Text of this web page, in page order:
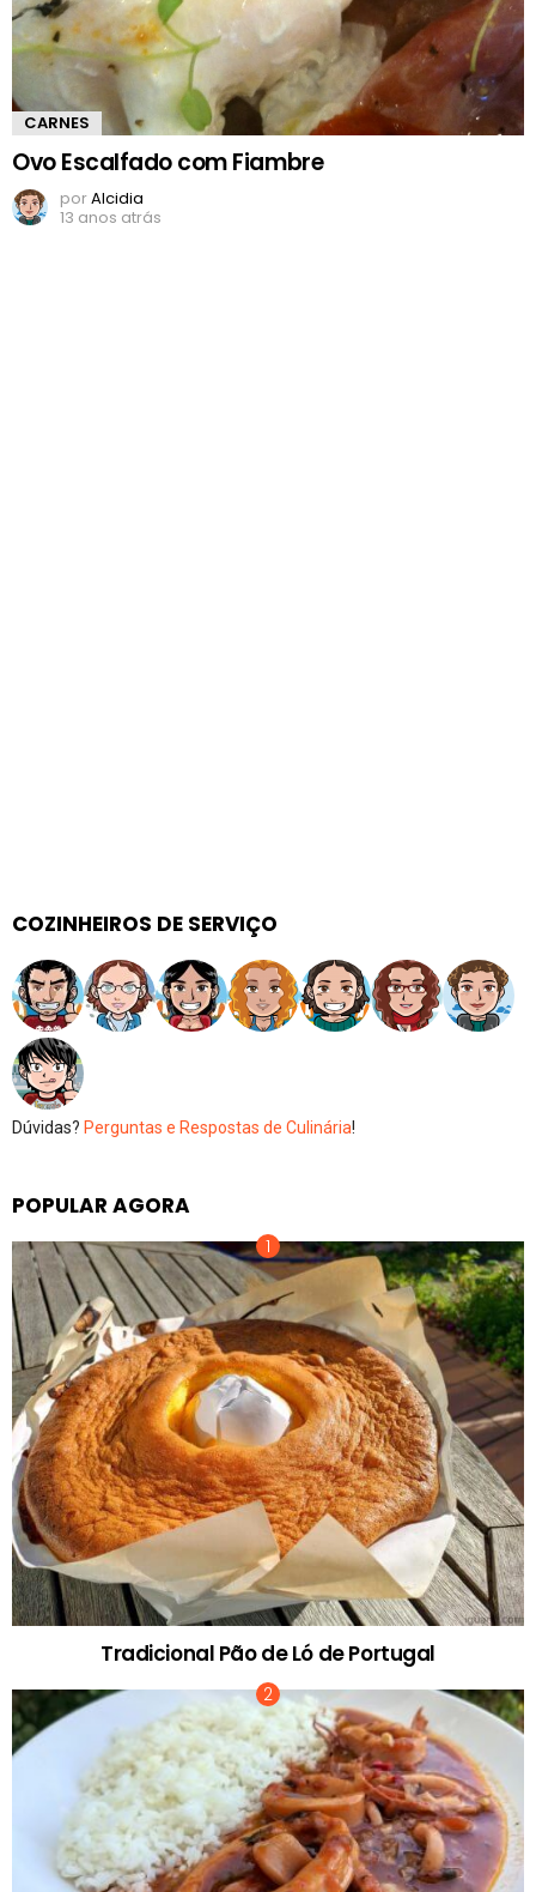
CARNES
Ovo Escalfado com Fiambre
porAlcidia
13 anos atrás
COZINHEIROS DE SERVIÇO
Dúvidas? Perguntas e Respostas de Culinária!
POPULAR AGORA
Tradicional Pão de Ló de Portugal